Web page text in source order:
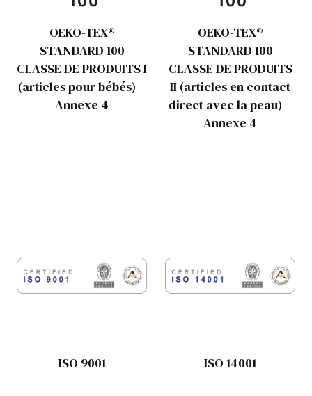
OEKO-TEX®
STANDARD 100
CLASSE DE PRODUITS I
(articles pour bébés) –
Annexe 4
OEKO-TEX®
STANDARD 100
CLASSE DE PRODUITS
II (articles en contact
direct avec la peau) –
Annexe 4
ISO 9001 ISO 14001